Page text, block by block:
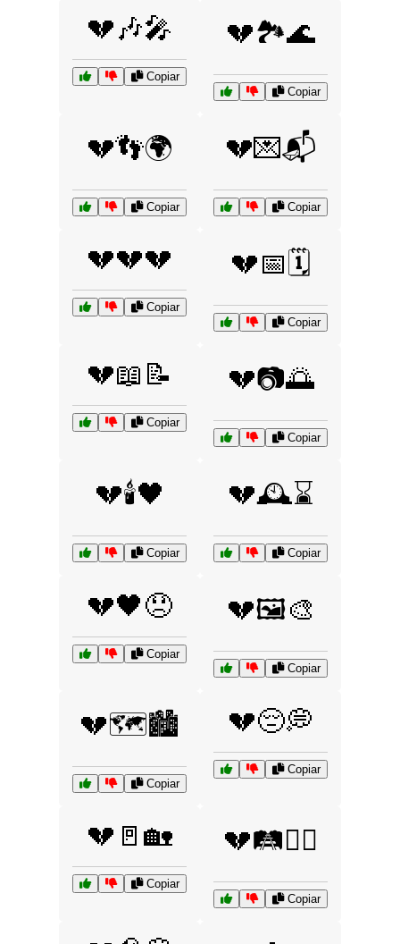
💔🎶🎤
Copiar
💔🏞️🌊
Copiar
💔👣🌍
Copiar
💔💌📬
Copiar
💔💔💔
Copiar
💔📅🗓️
Copiar
💔📖📝
Copiar
💔📷🌅
Copiar
💔🕯️🖤
Copiar
💔🕰️⌛
Copiar
💔🖤😞
Copiar
💔🖼️🎨
Copiar
💔🗺️🏙️
Copiar
💔😔💭
Copiar
💔🚪🏡
Copiar
💔🛤️🚶‍♂️
Copiar